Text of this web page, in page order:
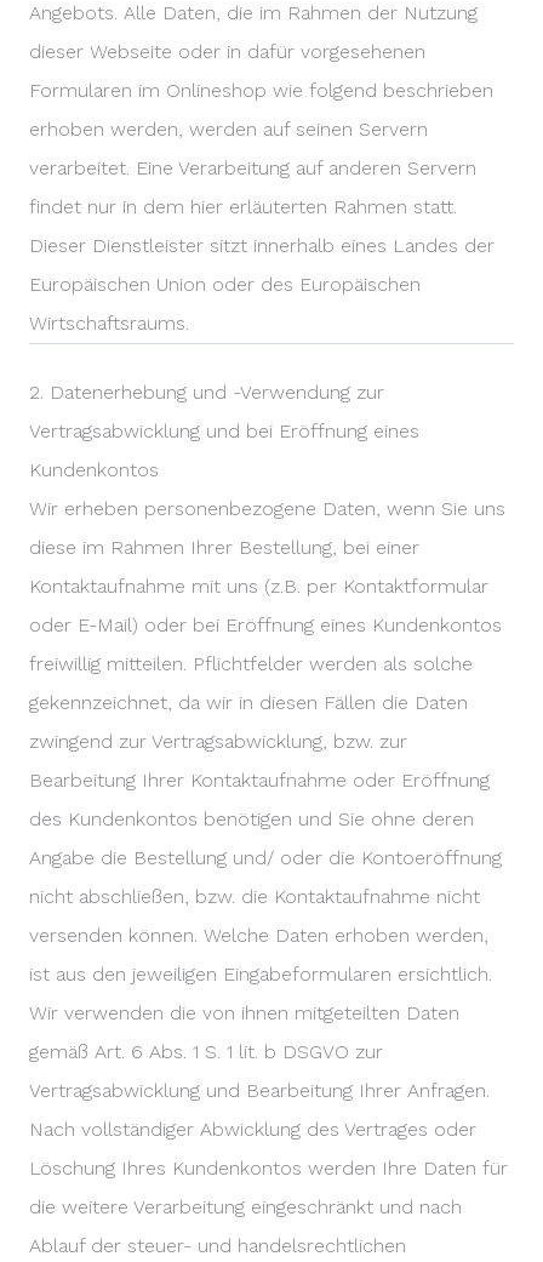
Angebots. Alle Daten, die im Rahmen der Nutzung
dieser Webseite oder in dafür vorgesehenen
Formularen im Onlineshop wie folgend beschrieben
erhoben werden, werden auf seinen Servern
verarbeitet. Eine Verarbeitung auf anderen Servern
findet nur in dem hier erläuterten Rahmen statt.
Dieser Dienstleister sitzt innerhalb eines Landes der
Europäischen Union oder des Europäischen
Wirtschaftsraums.
2. Datenerhebung und -Verwendung zur
Vertragsabwicklung und bei Eröffnung eines
Kundenkontos
Wir erheben personenbezogene Daten, wenn Sie uns
diese im Rahmen Ihrer Bestellung, bei einer
Kontaktaufnahme mit uns (z.B. per Kontaktformular
oder E-Mail) oder bei Eröffnung eines Kundenkontos
freiwillig mitteilen. Pflichtfelder werden als solche
gekennzeichnet, da wir in diesen Fällen die Daten
zwingend zur Vertragsabwicklung, bzw. zur
Bearbeitung Ihrer Kontaktaufnahme oder Eröffnung
des Kundenkontos benötigen und Sie ohne deren
Angabe die Bestellung und/ oder die Kontoeröffnung
nicht abschließen, bzw. die Kontaktaufnahme nicht
versenden können. Welche Daten erhoben werden,
ist aus den jeweiligen Eingabeformularen ersichtlich.
Wir verwenden die von ihnen mitgeteilten Daten
gemäß Art. 6 Abs. 1 S. 1 lit. b DSGVO zur
Vertragsabwicklung und Bearbeitung Ihrer Anfragen.
Nach vollständiger Abwicklung des Vertrages oder
Löschung Ihres Kundenkontos werden Ihre Daten für
die weitere Verarbeitung eingeschränkt und nach
Ablauf der steuer- und handelsrechtlichen